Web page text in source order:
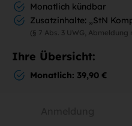
Monatlich kündbar
Zusatzinhalte: „StN
(§ 7 Abs. 3 UWG, Abmeldung
Ihre Übersicht:
Monatlich: 39,90 €